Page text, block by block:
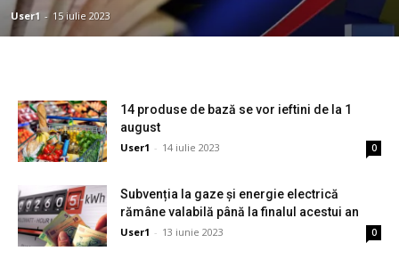
User1 - 15 iulie 2023
14 produse de bază se vor ieftini de la 1
august
User1 - 14 iulie 2023 0
Subvenția la gaze și energie electrică
rămâne valabilă până la finalul acestui an
User1 - 13 iunie 2023 0